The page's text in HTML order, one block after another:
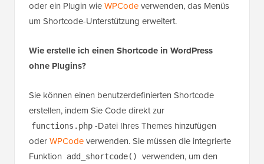
oder ein Plugin wieWPCodeverwenden, das Menüs
um Shortcode-Unterstützung erweitert.
Wie erstelle ich einen Shortcode in WordPress
ohne Plugins?
Sie können einen benutzerdefinierten Shortcode
erstellen, indem Sie Code direkt zur
functions.php -Datei Ihres Themes hinzufügen
oderWPCodeverwenden. Sie müssen die integrierte
Funktion
add_shortcode()
verwenden, um den